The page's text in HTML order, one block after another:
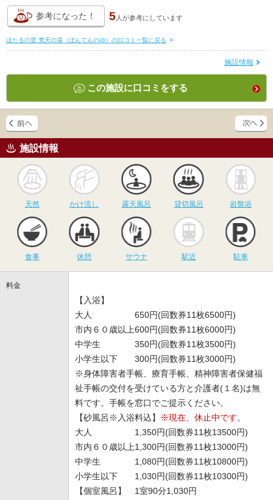
参考になった！ 5 人が参考にしています
ほたるの里 梵天の湯（ぼんてんのゆ）の口コミ一覧に戻る >
施設情報
この施設に口コミをする
施設情報
天然
かけ流し
かけ流し
露天風呂
露天風呂
貸切風呂
貸切風呂 岩盤浴
食事 休憩
サウナ
サウナ 駅近 駐車
料金
【入浴】
大人 650円(回数券11枚6500円)
市内６０歳以上600円(回数券11枚6000円)
中学生 350円(回数券11枚3500円)
小学生以下 300円(回数券11枚3000円)
※身体障害者手帳、療育手帳、精神障害者保健福
祉手帳の交付を受けている方と介護者(１名)は無
料です。手帳を窓口でご提示ください。
【砂風呂※入浴料込】
※現在、休止中です。
大人 1,350円(回数券11枚13500円)
市内６０歳以上1,300円(回数券11枚13000円)
中学生 1,080円(回数券11枚10800円)
小学生以下 1,030円(回数券11枚10300円)
【個室風呂】 1室90分1,030円